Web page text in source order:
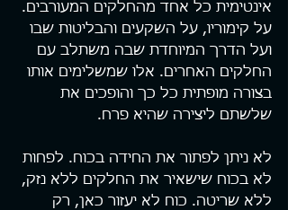
אינטימית כל אחד מהחלקים המעורבים.
על קימוריו, על השקעים והבליטות שבו
ועל הדרך המיוחדת שבה משתלב עם
החלקים האחרים. אלו שמשלימים אותו
בצורה מופתית כל כך והופכים את
שלשתם ליצירה שהיא פרח.
לא ניתן לפתור את החידה בכוח. לפחות
לא בכוח שישאיר את החלקים ללא נזק,
ללא שריטה. כוח לא יעזור כאן, רק